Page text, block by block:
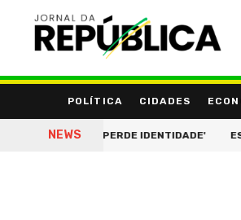
POLÍTICA CIDADES
NEWS
FIOS, PERDE IDENTIDADE'